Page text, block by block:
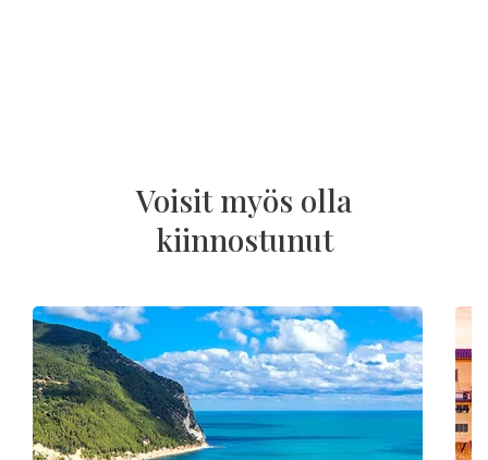
Voisit myös olla
kiinnostunut